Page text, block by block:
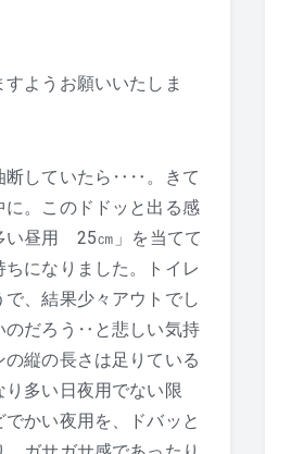
ようお願いいたしま
断していたら‥‥。きて
。このドドッと出る感
昼用 25㎝」を当てて
になりました。トイレ
、結果少々アウトでし
のだろう‥と悲しい気持
縦の長さは足りている
多い日夜用でない限
かい夜用を、ドバッと